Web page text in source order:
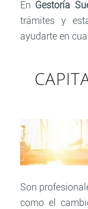
En Gestoría
trámites y
ayudarte en
Son
como el